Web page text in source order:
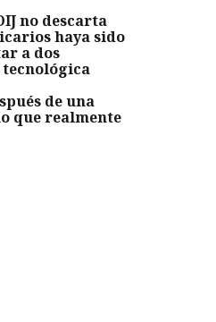
no descarta
haya sido
a dos
tecnológica
de una
que realmente